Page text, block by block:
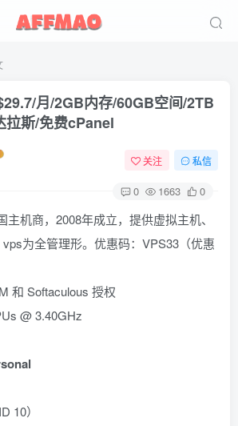
月/2GB内存/60GB空间/2TB
拉斯/免费cPanel
关注 私信
0 1663 0
主机商，2008年成立，提供虚拟主机、
为全管理形。优惠码：VPS33（优惠
和 Softaculous 授权
@ 3.40GHz
10）